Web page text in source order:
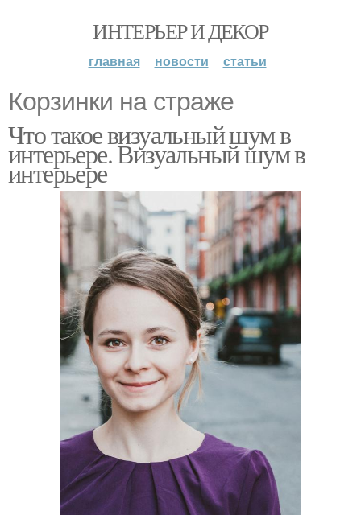
ИНТЕРЬЕР И ДЕКОР
главная новости статьи
Корзинки на страже
Что такое визуальный шум в
интерьере. Визуальный шум в
интерьере